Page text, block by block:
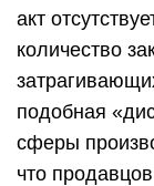
акт
количество
подобная
сферы
что